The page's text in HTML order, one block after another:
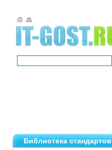
Библиотека стандартов